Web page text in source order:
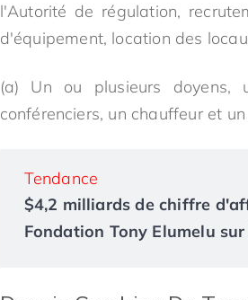
l'Autorité de régulation,
d'équipement, location des
(a) Un ou plusieurs doyens,
conférenciers, un chauffeur et
Tendance
$4,2 milliards de chiffre
Fondation Tony Elumelu